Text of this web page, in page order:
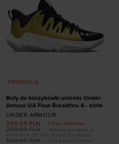
PROMOCJA
Buty do koszykówki uniseks Under
Armour UA Flow Breakthru 4 - złote
UNDER ARMOUR
- Cena aktualna
249,99 PLN
- Cena początkowa
629,99 PLN
299,99 PLN
- Najniższa cena z
ostatnich 30 dni przed promocją